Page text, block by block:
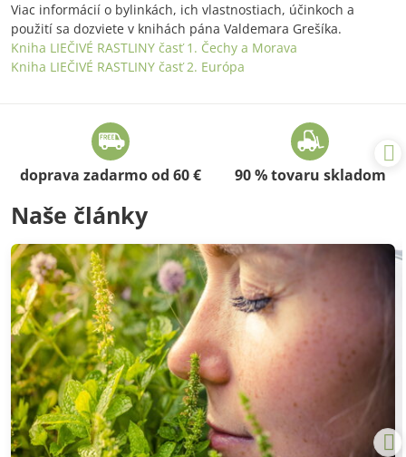
Viac informácií o bylinkách, ich vlastnostiach, účinkoch a
použití sa dozviete v knihách pána Valdemara Grešíka.
Kniha LIEČIVÉ RASTLINY časť 1. Čechy a Morava
Kniha LIEČIVÉ RASTLINY časť 2. Európa
doprava zadarmo od 60 € 90 % tovaru skladom
Naše články